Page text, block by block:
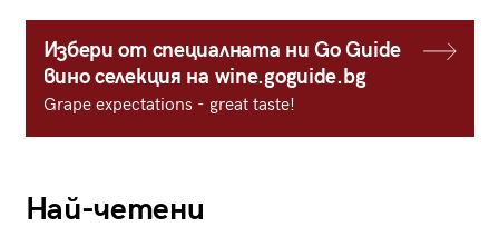
Избери от специалната ни Go Guide
вино селекция на wine.goguide.bg
Grape expectations - great taste!
Най-четени